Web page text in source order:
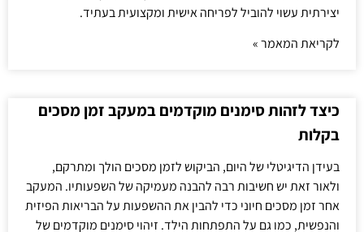
יצירתית עשוי להוביל לפריחה אישית ומקצועית בעתיד.
לקריאת המאמר »
כיצד לזהות סימנים מוקדמים במעקב זמן מסכים
בקלות
בעידן הדיגיטלי של היום, הביקוש לזמן מסכים הולך ומתרקם,
ולאור זאת יש חשיבות רבה להבנה מעמיקה של השפעותיו. המעקב
אחר זמן מסכים חיוני כדי להבין את ההשפעות על הבריאות הפיזית
והנפשית, כמו גם על התפתחות הילד. זיהוי סימנים מוקדמים של